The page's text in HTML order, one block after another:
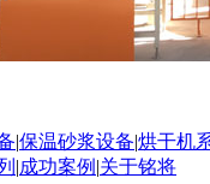
|保温砂浆设备|烘干机
|成功案例 |关于铭将